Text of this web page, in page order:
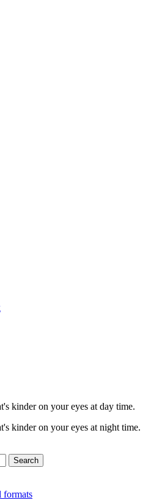
kinder on your eyes at day time.
kinder on your eyes at night time.
Search
formats